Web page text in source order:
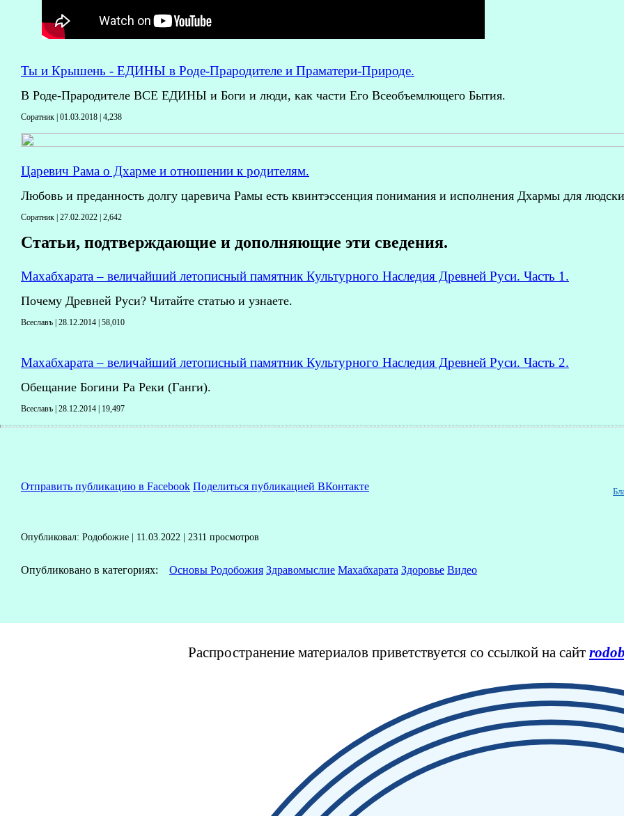
Ты и Крышень - ЕДИНЫ в Роде-Прародителе и Праматери-Природе.
В Роде-Прародителе ВСЕ ЕДИНЫ и Боги и люди, как части Его Всеобъемлющего Бытия.
Соратник | 01.03.2018 | 4,238
Царевич Рама о Дхарме и отношении к родителям.
Любовь и преданность долгу царевича Рамы есть квинтэссенция понимания и исполнения Дхармы для
Соратник | 27.02.2022 | 2,642
Статьи, подтверждающие и дополняющие эти сведения.
Махабхарата – величайший летописный памятник Культурного Наследия Древней Руси. Часть 1.
Почему Древней Руси? Читайте статью и узнаете.
Всеславъ | 28.12.2014 | 58,010
Махабхарата – величайший летописный памятник Культурного Наследия Древней Руси. Часть 2.
Обещание Богини Ра Реки (Ганги).
Всеславъ | 28.12.2014 | 19,497
Отправить публикацию в Facebook Поделиться публикацией ВКонтакте
Опубликовал: Родобожие | 11.03.2022 | 2311 просмотров
Опубликовано в категориях: Основы Родобожия Здравомыслие Махабхарата Здоровье Видео
Распространение материалов приветствуется со ссылкой на сайт